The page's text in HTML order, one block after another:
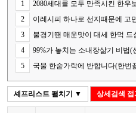
1
2080세대를 모두 만족시킨 한우
2
이레시피 하나로 선지때문에 고
3
불경기땐 매운맛이 대세 한먹
[S83778]
4
99%가 놓치는 소내장삶기 비법(
5
국물 한숟가락에 반합니다(한번
의 핵심 비법) [S83848]
셰프리스트 펼치기 ▼ 상세검색